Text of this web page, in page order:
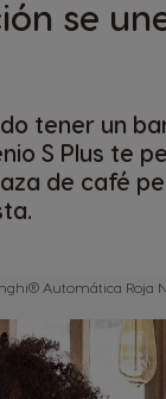
se
tener un
S Plus te
de café